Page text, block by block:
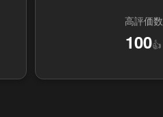
高評価数
100👍